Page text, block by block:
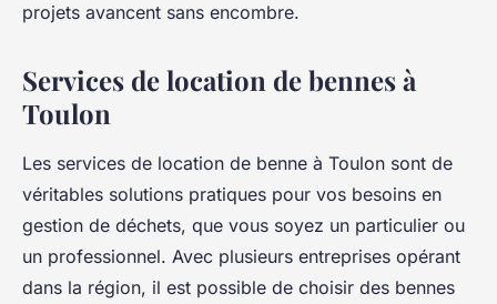
projets avancent sans encombre.
Services de location de bennes à
Toulon
Les services de location de benne à Toulon sont de
véritables solutions pratiques pour vos besoins en
gestion de déchets, que vous soyez un particulier ou
un professionnel. Avec plusieurs entreprises opérant
dans la région, il est possible de choisir des bennes